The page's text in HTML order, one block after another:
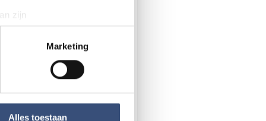
zijn
detailgedeeltein. U kunt uw
partners voor social
die u aan ze heeft
Marketing
Alles toestaan